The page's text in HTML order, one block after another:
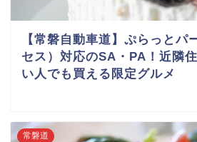
【常磐自動車道】ぷらっとパ
セス）対応のSA・PA！近隣
い人でも買える限定グルメ
常磐道